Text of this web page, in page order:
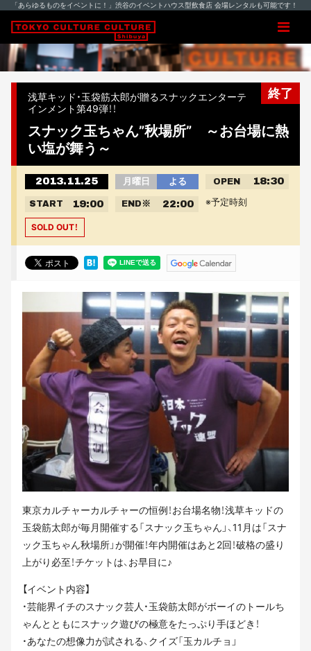
「あらゆるものをイベントに！」渋谷のイベントハウス型飲食店 会場レンタルも可能です！
終了
浅草キッド・玉袋筋太郎が贈るスナックエンターテ
インメント第49弾！！
スナック玉ちゃん”秋場所” ～お台場に熱
い塩が舞う～
2013.11.25 月曜日 よる OPEN 18:30
START 19:00 END ※ 22:00 ※予定時刻
SOLD OUT！
東京カルチャーカルチャーの恒例！お台場名物！浅草キッドの
玉袋筋太郎が毎月開催する「スナック玉ちゃん」、11月は「スナ
ック玉ちゃん秋場所」が開催！年内開催はあと2回！破格の盛り
上がり必至！チケットは、お早目に♪
【イベント内容】
・芸能界イチのスナック芸人・玉袋筋太郎がボーイのトールち
ゃんとともにスナック遊びの極意をたっぷり手ほどき！
・あなたの想像力が試される、クイズ「玉カルチョ」